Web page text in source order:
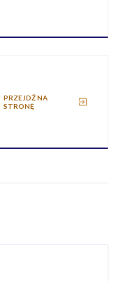
PRZEJDŹ NA
STRONĘ